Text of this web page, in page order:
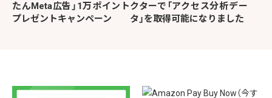
たんMeta広告」1万ポイント
プレゼントキャンペーン
クターで「アクセス分析デー
タ」を取得可能になりました